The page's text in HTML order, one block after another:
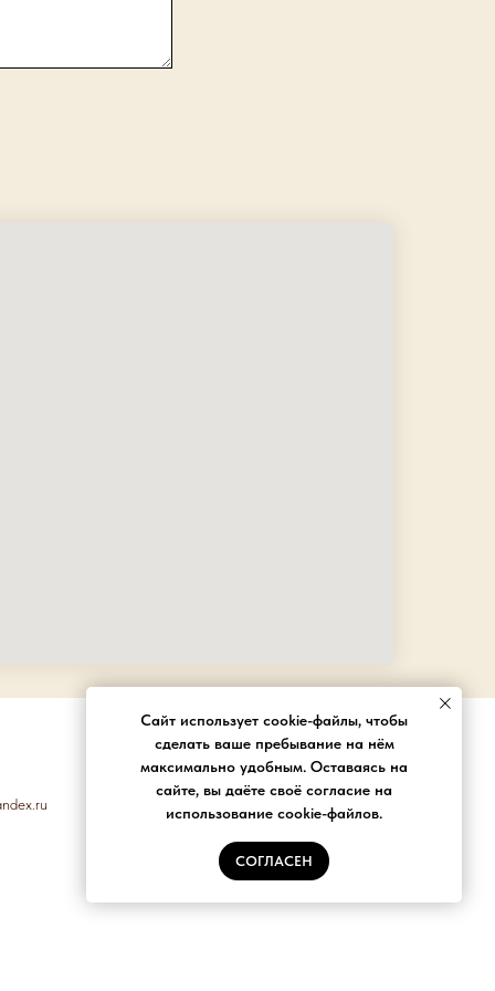
Сайт использует cookie-файлы, чтобы
сделать ваше пребывание на нём
максимально удобным. Оставаясь на
сайте, вы даёте своё согласие на
использование cookie-файлов.
СОГЛАСЕН
КОРПОРАТИВНЫЕ ЗАКАЗЫ
e-mail: NZeveltova@yandex.ru